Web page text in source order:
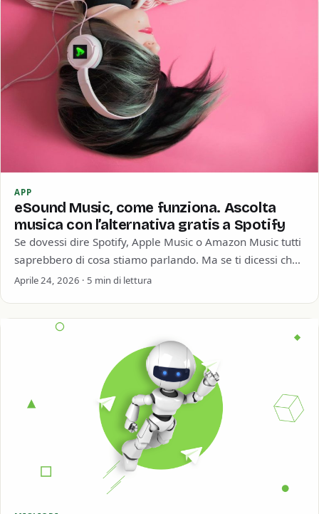
APP
eSound Music, come funziona. Ascolta
musica con l’alternativa gratis a Spotify
Se dovessi dire Spotify, Apple Music o Amazon Music tutti
saprebbero di cosa stiamo parlando. Ma se ti dicessi che
al secondo…
Aprile 24, 2026 · 5 min di lettura